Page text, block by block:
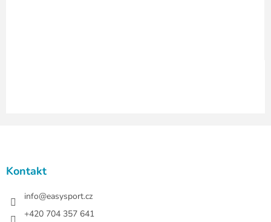
Kontakt
info@easysport.cz
+420 704 357 641